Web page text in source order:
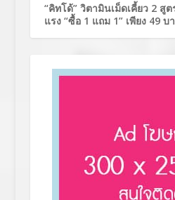
“คิทโด้” วิตามินเม็ดเคี้ยว 2 สู
แรง “ซื้อ 1 แถม 1” เพียง 49 บ